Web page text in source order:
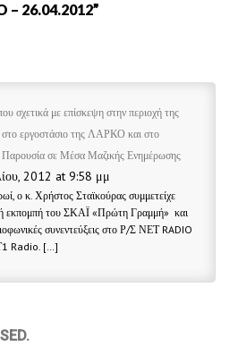
– 26.04.2012”
σχετικά με επίσκεψη στην περιοχή της
εργοστάσιο της ΛΑΡΚΟ και στο
σε Μέσα Μαζικής Ενημέρωσης
2012 at 9:58 μμ
ο κ. Χρήστος Σταϊκούρας συμμετείχε
εκπομπή του ΣΚΑΪ «Πρώτη Γραμμή» και
συνεντεύξεις στο Ρ/Σ ΝΕΤ RADIO
Radio. […]